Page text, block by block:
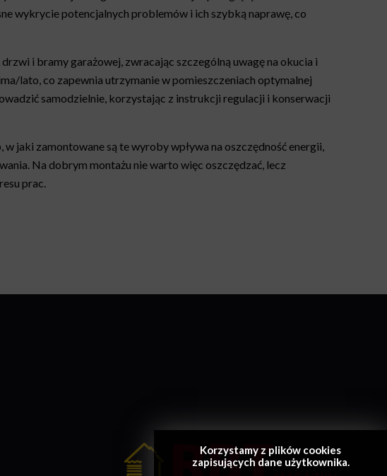
wykrycie potencjalnych problemów i ich szybką naprawę, co
i bramy garażowej, zwracając szczególną uwagę na okucia i
lato, co zapewnia utrzymanie w pomieszczeniach optymalnej
samodzielnie, korzystając z instrukcji regulacji i konserwacji
jaki zamontowane są te wyroby wpływa na oszczędność energii,
Na dobrym montażu nie warto więc oszczędzać, lecz
prac.
Korzystamy z plików cookies
zapisujących dane użytkownika.